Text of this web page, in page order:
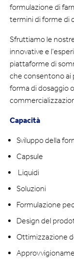
formulazione di
termini di forme di
Sfruttiamo le
innovative e
piattaforme di
che consentono ai
forma di dosaggio
Capacità
Sviluppo della
Capsule
Liquidi
Soluzioni
Formulazione
Design del
Ottimizzazione